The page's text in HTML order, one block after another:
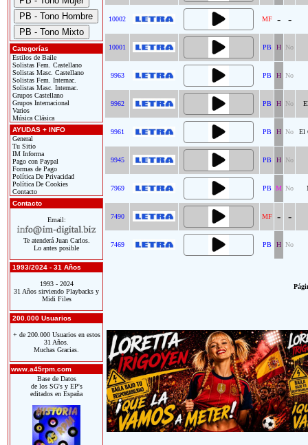
Categorías
Estilos de Baile
Solistas Fem. Castellano
Solistas Masc. Castellano
Solistas Fem. Internac.
Solistas Masc. Internac.
Grupos Castellano
Grupos Internacional
Varios
Música Clásica
AYUDAS + INFO
General
Tu Sitio
IM Informa
Pago con Paypal
Formas de Pago
Política De Privacidad
Política De Cookies
Contacto
Contacto
Email:
Te atenderá Juan Carlos.
Lo antes posible
1993/2024 - 31 Años
1993 - 2024
31 Años sirviendo Playbacks y
Midi Files
200.000 Usuarios
+ de 200.000 Usuarios en estos
31 Años.
Muchas Gracias.
www.a45rpm.com
Base de Datos
de los SG's y EP's
editados en España
10002 MF - -
10001 PB H No
9963 PB H No
9962 PB H No
9961 PB H No El
9945 PB H No
7969 PB M No
7490 MF - -
7469 PB H No